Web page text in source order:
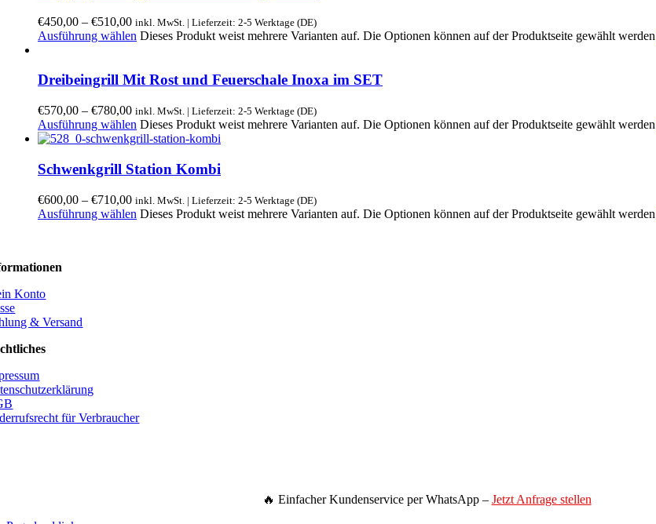
€450,00 – €510,00 inkl. MwSt. | Lieferzeit: 2-5 Werktage (DE)
Ausführung wählen Dieses Produkt weist mehrere Varianten auf. Die Optionen können auf der Produktseite gewählt werden
Dreibeingrill Mit Rost und Feuerschale Inoxa im SET
€570,00 – €780,00 inkl. MwSt. | Lieferzeit: 2-5 Werktage (DE)
Ausführung wählen Dieses Produkt weist mehrere Varianten auf. Die Optionen können auf der Produktseite gewählt werden
Schwenkgrill Station Kombi
€600,00 – €710,00 inkl. MwSt. | Lieferzeit: 2-5 Werktage (DE)
Ausführung wählen Dieses Produkt weist mehrere Varianten auf. Die Optionen können auf der Produktseite gewählt werden
Konto
& Versand
für Verbraucher
🔥 Einfacher Kundenservice per WhatsApp – Jetzt Anfrage stellen